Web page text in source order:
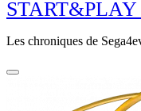
START&PLAY
Les chroniques de